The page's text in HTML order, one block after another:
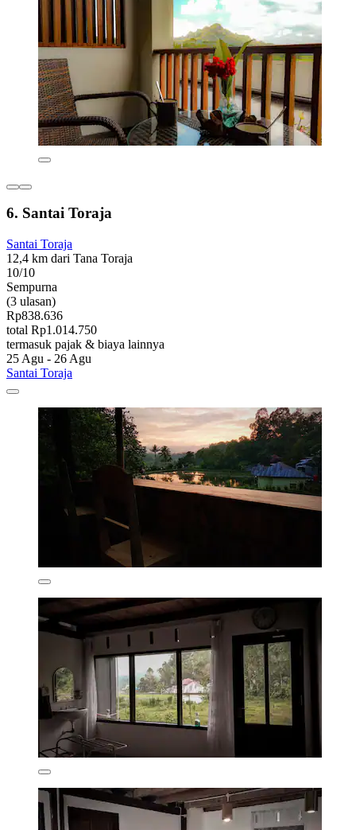
6. Santai Toraja
Santai Toraja
12,4 km dari Tana Toraja
10/10
Sempurna
(3 ulasan)
Rp838.636
total Rp1.014.750
termasuk pajak & biaya lainnya
25 Agu - 26 Agu
Santai Toraja